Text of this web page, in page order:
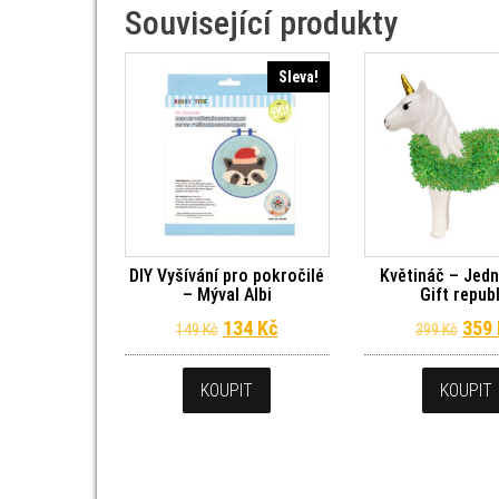
Související produkty
Sleva!
DIY Vyšívání pro pokročilé
– Mýval Albi
149Kč Původní cena byla: 149 Kč.
134 KčAktuální cena je: 134 Kč.
KOUPIT
Květináč –
Gift
399Kč 359
KOUPIT